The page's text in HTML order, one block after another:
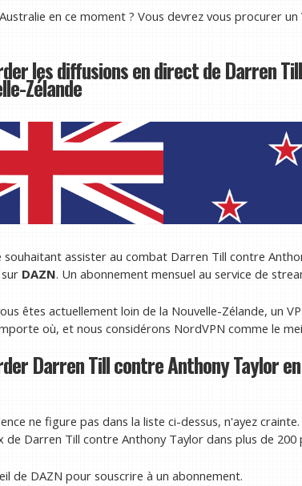
en ce moment ? Vous devrez vous procurer
les diffusions en direct de Darren
Zélande
souhaitant assister au combat Darren Till contre
DAZN. Un abonnement mensuel au service de
êtes actuellement loin de la Nouvelle-Zélande, un
où, et nous considérons NordVPN comme le
Darren Till contre Anthony Taylor
ne figure pas dans la liste ci-dessus, n'ayez crainte.
de Darren Till contre Anthony Taylor dans plus de 200
de DAZN pour souscrire à un abonnement.